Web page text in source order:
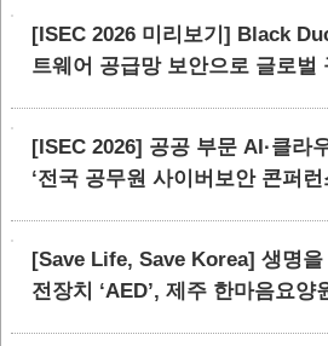
[ISEC 2026 미리보기] Black
트웨어 공급망 보안으로 글로벌
[ISEC 2026] 공공 부문 AI·클라
‘전국 공무원 사이버보안 콘퍼런
[Save Life, Save Korea] 생명
전장치 ‘AED’, 제주 한마음요양